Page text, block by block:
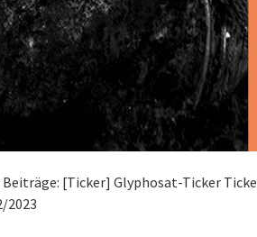
[Ticker] Glyphosat-Ticker
2023